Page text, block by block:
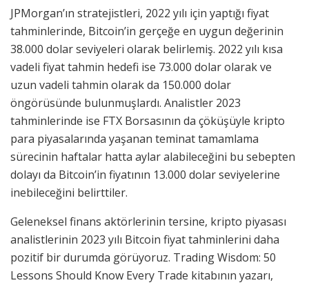
JPMorgan’ın stratejistleri, 2022 yılı için yaptığı fiyat
tahminlerinde, Bitcoin’in gerçeğe en uygun değerinin
38.000 dolar seviyeleri olarak belirlemiş. 2022 yılı kısa
vadeli fiyat tahmin hedefi ise 73.000 dolar olarak ve
uzun vadeli tahmin olarak da 150.000 dolar
öngörüsünde bulunmuşlardı. Analistler 2023
tahminlerinde ise FTX Borsasının da çöküşüyle kripto
para piyasalarında yaşanan teminat tamamlama
sürecinin haftalar hatta aylar alabileceğini bu sebepten
dolayı da Bitcoin’in fiyatının 13.000 dolar seviyelerine
inebileceğini belirttiler.
Geleneksel finans aktörlerinin tersine, kripto piyasası
analistlerinin 2023 yılı Bitcoin fiyat tahminlerini daha
pozitif bir durumda görüyoruz. Trading Wisdom: 50
Lessons Should Know Every Trade kitabının yazarı,